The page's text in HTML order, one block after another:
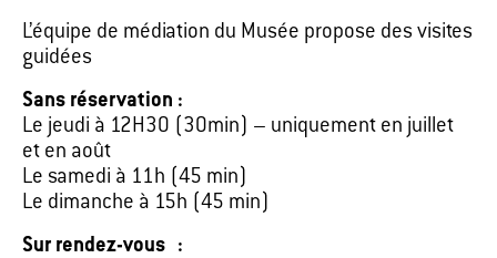
L’équipe de médiation du Musée propose des visites
guidées
Sans réservation :
Le jeudi à 12H30 (30min) – uniquement en juillet
et en août
Le samedi à 11h (45 min)
Le dimanche à 15h (45 min)
Sur rendez-vous :